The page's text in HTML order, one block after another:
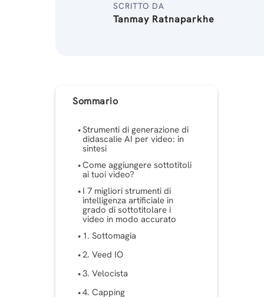
SCRITTO DA
Tanmay Ratnaparkhe
Sommario
Strumenti di generazione di
didascalie AI per video: in
sintesi
Come aggiungere sottotitoli
ai tuoi video?
I 7 migliori strumenti di
intelligenza artificiale in
grado di sottotitolare i
video in modo accurato
1. Sottomagia
2. Veed IO
3. Velocista
4. Capping